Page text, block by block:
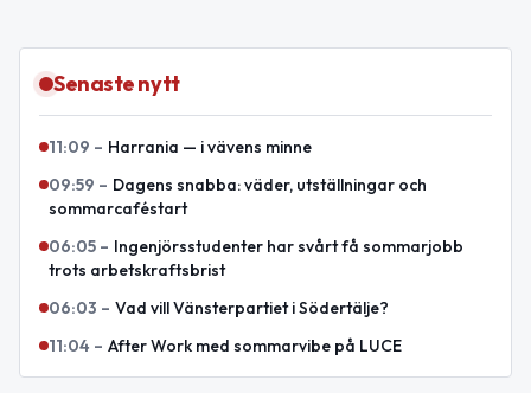
Senaste nytt
11:09 – Harrania — i vävens minne
09:59 – Dagens snabba: väder, utställningar och
sommarcaféstart
06:05 – Ingenjörsstudenter har svårt få sommarjobb
trots arbetskraftsbrist
06:03 – Vad vill Vänsterpartiet i Södertälje?
11:04 – After Work med sommarvibe på LUCE